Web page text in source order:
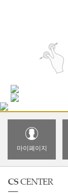
마이페이지